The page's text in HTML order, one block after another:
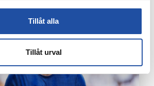
Tillåt alla
Tillåt urval